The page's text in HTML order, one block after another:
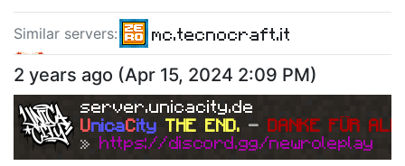
Similar servers:
mc.tecnocraft.it
mc.fusioncraft.it
mc.thelegendcraft.net
2 years ago (Apr 15, 2024 2:09 PM)
server.unicacity.de
UnicaCity THE END. - DANKE FÜR
» https://discord.gg/newroleplay